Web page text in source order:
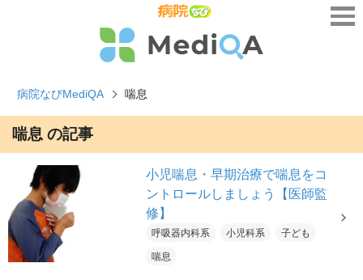
病院なびMediQA 喘息
喘息 の記事
小児喘息・早期治療で喘息をコ
ントロールしましょう【医師監
修】
呼吸器内科系 小児科系 子ども
喘息